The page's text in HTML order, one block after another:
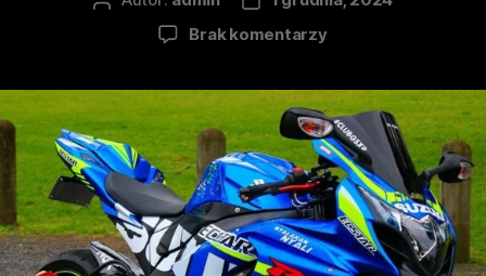
Brak komentarzy